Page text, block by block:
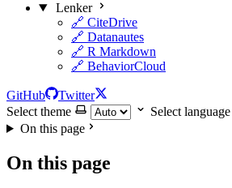
Lenker
🔗 CiteDrive
🔗 Datanautes
🔗 R Markdown
🔗 BehaviorCloud
GitHub
Twitter
Select theme
Select language
On this page
On this page